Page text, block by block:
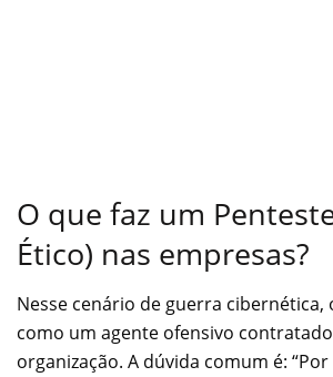
O que faz um
Ético) nas empresas?
Nesse cenário de guerra cibernética,
como um agente ofensivo
organização. A dúvida comum é: